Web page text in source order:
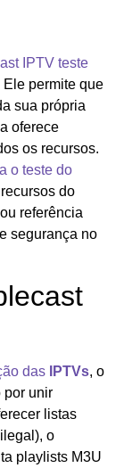
IPTV teste
permite que
sua própria
oferece
os recursos.
o teste do
do
referência
segurança no
das IPTVs, o
por unir
listas
o
playlists M3U